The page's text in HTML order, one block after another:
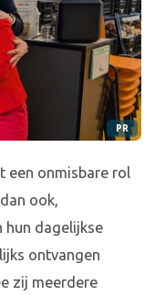
PR
een onmisbare rol
ook,
hun dagelijkse
ontvangen
zij meerdere